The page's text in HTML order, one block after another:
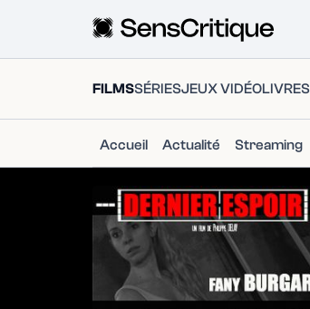
FILMSSÉRIESJEUX VIDÉOLIVRES
Accueil Actualité Streaming